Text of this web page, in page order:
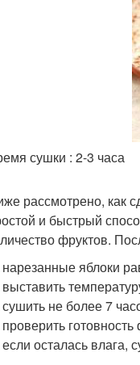
сушки : 2-3 часа
рассмотрено, как
и быстрый
фруктов.
нарезанные яблоки
выставить
сушить не более 7
проверить готовность
если осталась влага,